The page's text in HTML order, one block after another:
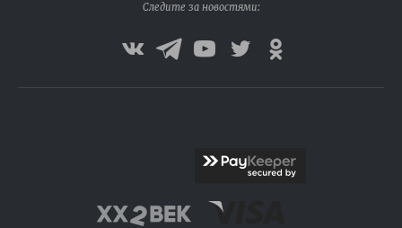
Следите за новостями: